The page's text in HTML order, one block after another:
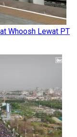
Whoosh Lewat PT